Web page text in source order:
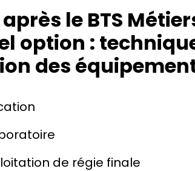
le BTS
option :
des
de régie finale